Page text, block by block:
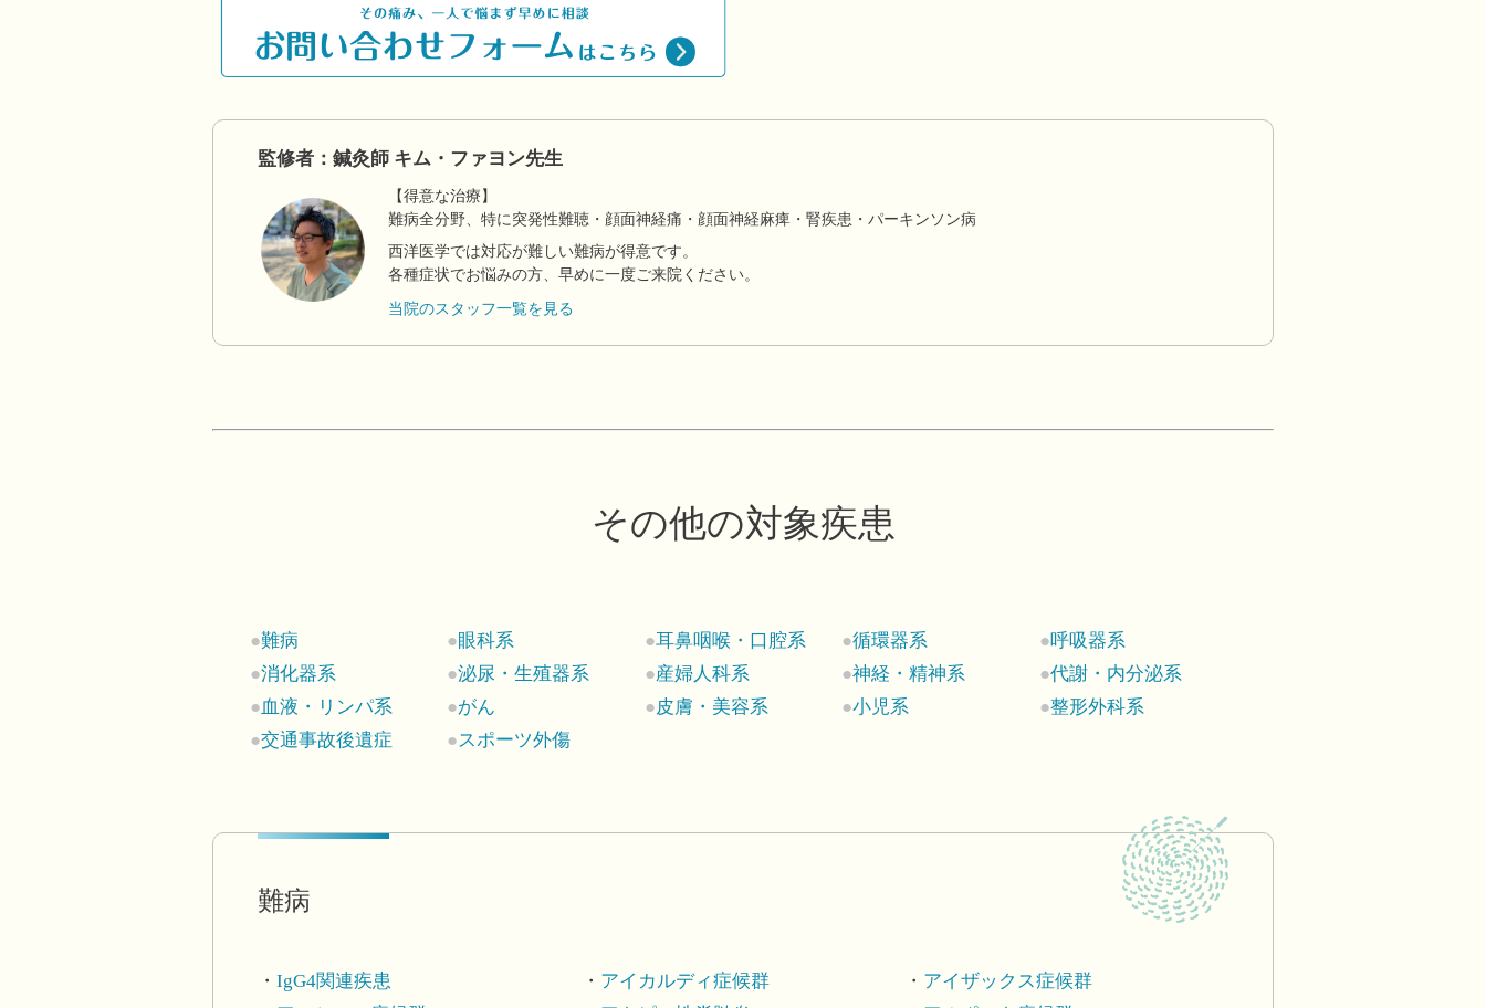
監修者：鍼灸師 キム・ファヨン先生
【得意な治療】
難病全分野、特に突発性難聴・顔面神経痛・顔面神経麻痺・腎疾患・パーキンソン病
西洋医学では対応が難しい難病が得意です。
各種症状でお悩みの方、早めに一度ご来院ください。
当院のスタッフ一覧を見る
その他の対象疾患
難病 眼科系 耳鼻咽喉・口腔系 循環器系
呼吸器系
消化器系
泌尿・生殖器系 産婦人科系 神経・精神系
代謝・内分泌系
血液・リンパ系
がん 皮膚・美容系 小児系
整形外科系
交通事故後遺症
スポーツ外傷
難病
IgG4関連疾患 アイカルディ症候群
アイザックス症候群